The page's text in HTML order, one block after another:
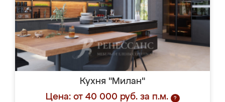
Кухня "Милан"
Цена: от 40 000 руб. за п.м.
?